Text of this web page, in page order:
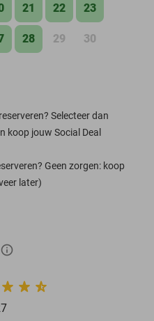
21 22 23
28 29 30
Selecteer dan
koop jouw Social Deal
Geen zorgen: koop
later)
info_outlined